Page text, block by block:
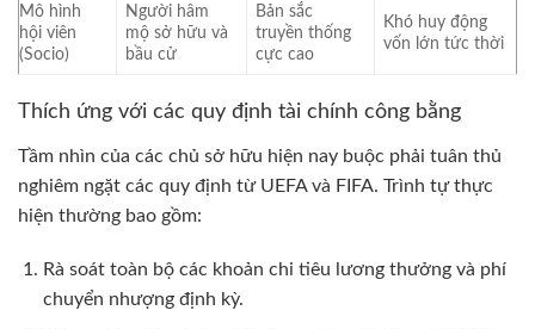
Mô hình
hội viên
(Socio)
Người hâm
mộ sở hữu và
bầu cử
Bản sắc
truyền thống
cực cao
Khó huy động
vốn lớn tức thời
Thích ứng với các quy định tài chính công bằng
Tầm nhìn của các chủ sở hữu hiện nay buộc phải tuân thủ
nghiêm ngặt các quy định từ UEFA và FIFA. Trình tự thực
hiện thường bao gồm:
Rà soát toàn bộ các khoản chi tiêu lương thưởng và phí
chuyển nhượng định kỳ.